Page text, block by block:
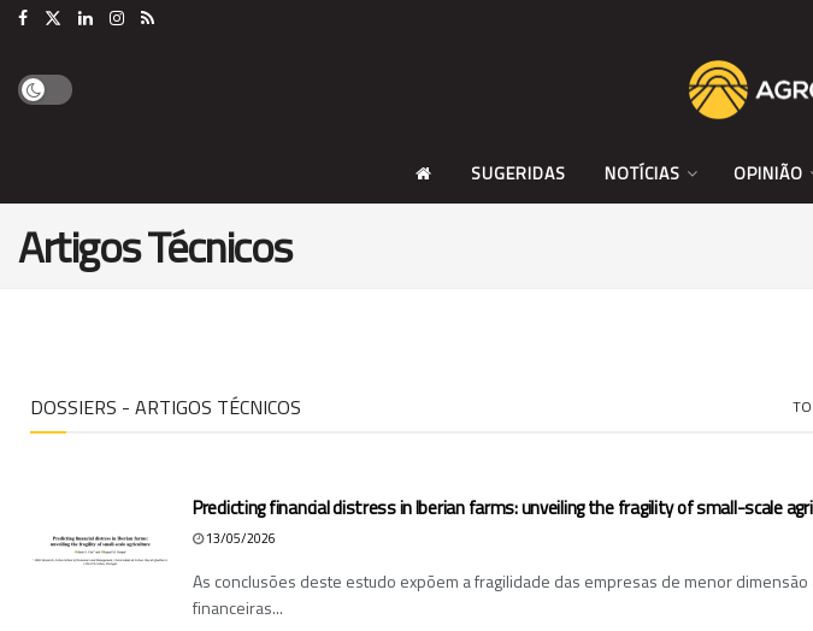
SUGERIDAS NOTÍCIAS OPINIÃO
Artigos Técnicos
DOSSIERS - ARTIGOS TÉCNICOS
Predicting financial distress in Iberian farms: unveiling the fragility of small-scale
13/05/2026
As conclusões deste estudo expõem a fragilidade das empresas de menor
financeiras...